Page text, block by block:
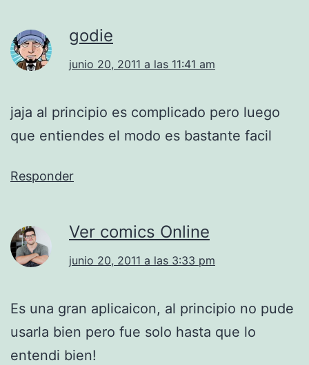
godie
junio 20, 2011 a las 11:41 am
jaja al principio es complicado pero luego
que entiendes el modo es bastante facil
Responder
Ver comics Online
junio 20, 2011 a las 3:33 pm
Es una gran aplicaicon, al principio no pude
usarla bien pero fue solo hasta que lo
entendi bien!